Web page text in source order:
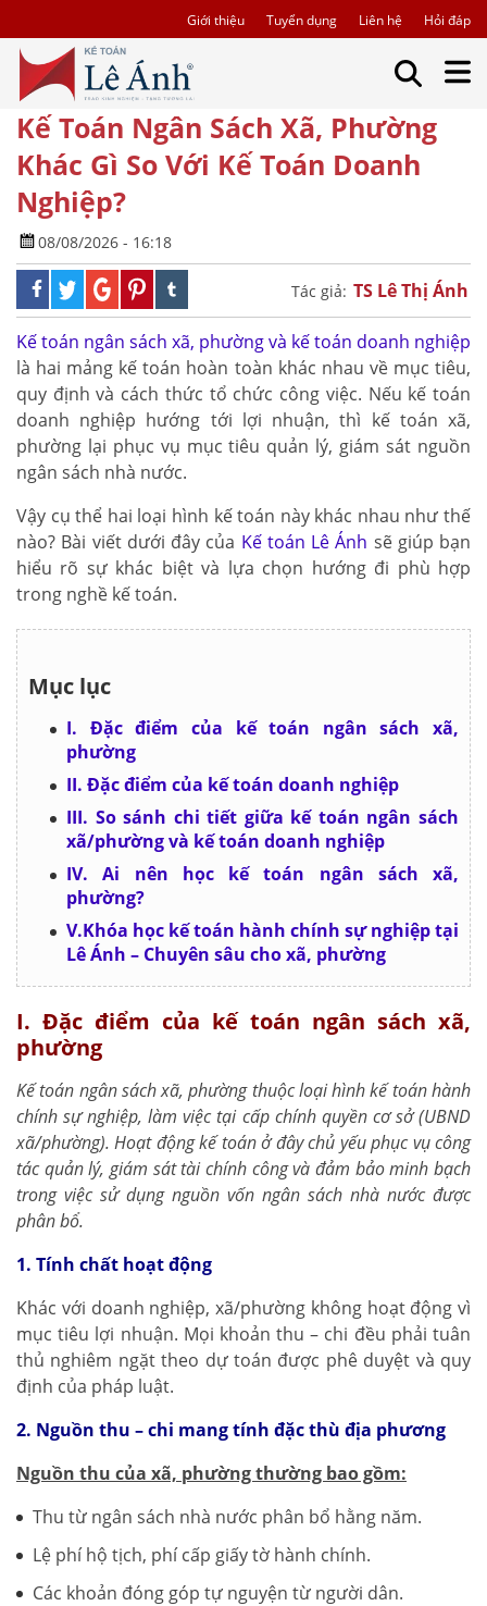
Giới thiệu Tuyển dụng Liên hệ Hỏi đáp
Kế Toán Ngân Sách Xã, Phường
Khác Gì So Với Kế Toán Doanh
Nghiệp?
08/08/2026 - 16:18
Tác giả: TS Lê Thị Ánh
Kế toán ngân sách xã, phường và kế toán doanh nghiệp
là hai mảng kế toán hoàn toàn khác nhau về mục tiêu,
quy định và cách thức tổ chức công việc. Nếu kế toán
doanh nghiệp hướng tới lợi nhuận, thì kế toán xã,
phường lại phục vụ mục tiêu quản lý, giám sát nguồn
ngân sách nhà nước.
Vậy cụ thể hai loại hình kế toán này khác nhau như thế
nào? Bài viết dưới đây của Kế toán Lê Ánh sẽ giúp bạn
hiểu rõ sự khác biệt và lựa chọn hướng đi phù hợp
trong nghề kế toán.
Mục lục
I. Đặc điểm của kế toán ngân sách xã,
phường
II. Đặc điểm của kế toán doanh nghiệp
III. So sánh chi tiết giữa kế toán ngân sách
xã/phường và kế toán doanh nghiệp
IV. Ai nên học kế toán ngân sách xã,
phường?
V.Khóa học kế toán hành chính sự nghiệp tại
Lê Ánh – Chuyên sâu cho xã, phường
I. Đặc điểm của kế toán ngân sách xã,
phường
Kế toán ngân sách xã, phường thuộc loại hình kế toán hành
chính sự nghiệp, làm việc tại cấp chính quyền cơ sở (UBND
xã/phường). Hoạt động kế toán ở đây chủ yếu phục vụ công
tác quản lý, giám sát tài chính công và đảm bảo minh bạch
trong việc sử dụng nguồn vốn ngân sách nhà nước được
phân bổ.
1. Tính chất hoạt động
Khác với doanh nghiệp, xã/phường không hoạt động vì
mục tiêu lợi nhuận. Mọi khoản thu – chi đều phải tuân
thủ nghiêm ngặt theo dự toán được phê duyệt và quy
định của pháp luật.
2. Nguồn thu – chi mang tính đặc thù địa phương
Nguồn thu của xã, phường thường bao gồm:
Thu từ ngân sách nhà nước phân bổ hằng năm.
Lệ phí hộ tịch, phí cấp giấy tờ hành chính.
Các khoản đóng góp tự nguyện từ người dân.